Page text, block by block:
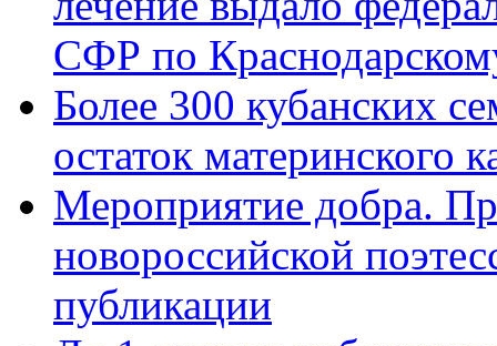
СФР по
Более 300 кубанских
остаток материнского
Мероприятие добра.
новороссийской
публикации